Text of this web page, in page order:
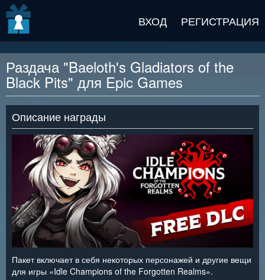
ВХОД РЕГИСТРАЦИЯ
Раздача "Baeloth's Gladiators of the
Black Pits" для Epic Games
Описание награды
Пакет включает в себя некоторых персонажей и другие вещи
для игры «Idle Champions of the Forgotten Realms».